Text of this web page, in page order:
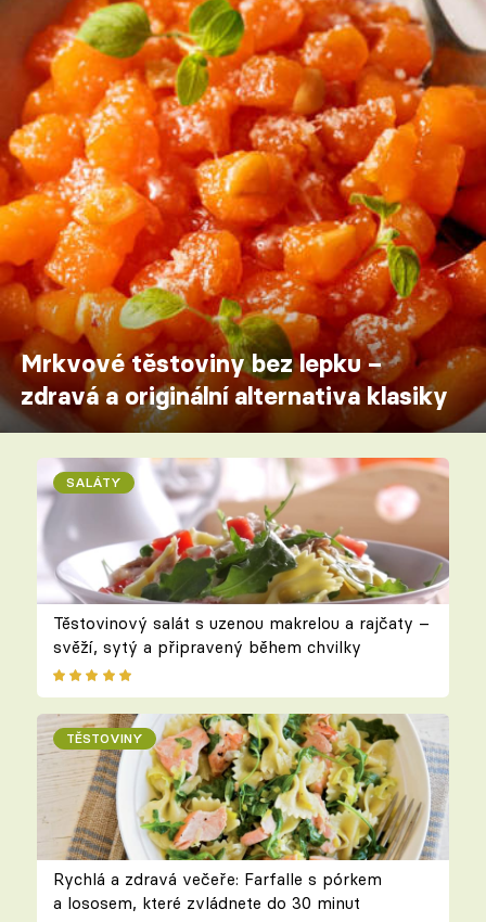
Mrkvové těstoviny bez lepku –
zdravá a originální alternativa klasiky
SALÁTY
Těstovinový salát s uzenou makrelou a rajčaty –
svěží, sytý a připravený během chvilky
TĚSTOVINY
Rychlá a zdravá večeře: Farfalle s pórkem
a lososem, které zvládnete do 30 minut